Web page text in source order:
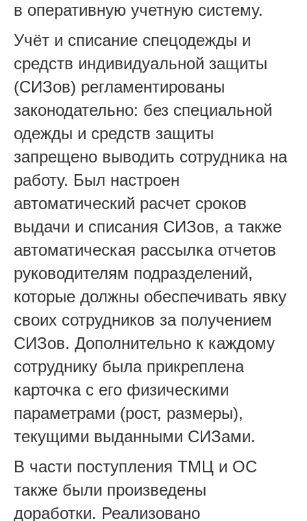
в оперативную учетную систему.
Учёт и списание спецодежды и
средств индивидуальной защиты
(СИЗов) регламентированы
законодательно: без специальной
одежды и средств защиты
запрещено выводить сотрудника на
работу. Был настроен
автоматический расчет сроков
выдачи и списания СИЗов, а также
автоматическая рассылка отчетов
руководителям подразделений,
которые должны обеспечивать явку
своих сотрудников за получением
СИЗов. Дополнительно к каждому
сотруднику была прикреплена
карточка с его физическими
параметрами (рост, размеры),
текущими выданными СИЗами.
В части поступления ТМЦ и ОС
также были произведены
доработки. Реализовано